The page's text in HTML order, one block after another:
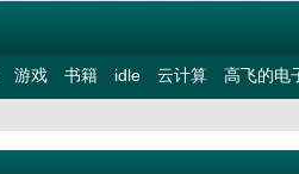
游戏 书籍 idle 云计算 高飞的电